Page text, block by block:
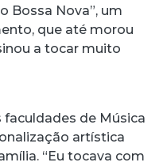
Bossa Nova”, um
que até morou
a tocar muito
faculdades de Música
artística
“Eu tocava com